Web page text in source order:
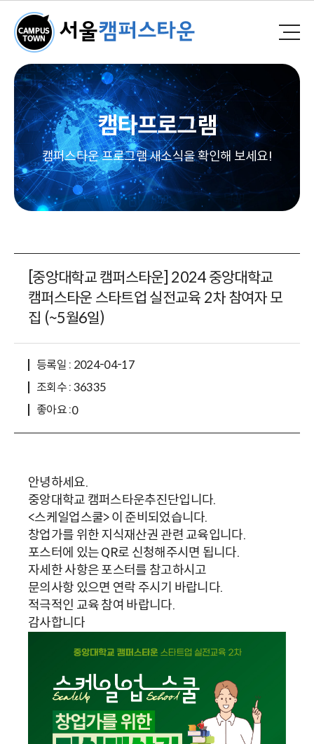
캠타프로그램
캠퍼스타운 프로그램 새소식을 확인해 보세요!
[중앙대학교 캠퍼스타운] 2024 중앙대학교
캠퍼스타운 스타트업 실전교육 2차 참여자 모
집 (~5월6일)
등록일 : 2024-04-17
조회수 : 36335
좋아요 :0
안녕하세요.
중앙대학교 캠퍼스타운추진단입니다.
<스케일업스쿨> 이 준비되었습니다.
창업가를 위한 지식재산권 관련 교육입니다.
포스터에 있는 QR로 신청해주시면 됩니다.
자세한 사항은 포스터를 참고하시고
문의사항 있으면 연락 주시기 바랍니다.
적극적인 교육 참여 바랍니다.
감사합니다